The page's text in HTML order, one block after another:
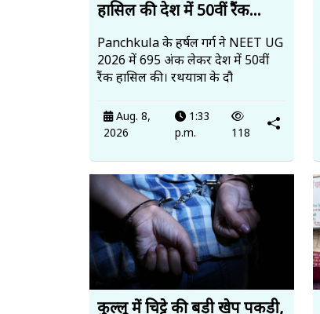
हासिल की देश में 50वीं रैंक...
Panchkula के हर्षल गर्ग ने NEET UG
2026 में 695 अंक लेकर देश में 50वीं
रैंक हासिल की। रथयात्रा के दौ
Aug. 8,
2026
1:33
p.m.
118
कुल्लू में चिट्टे की बड़ी खेप पकड़ी,